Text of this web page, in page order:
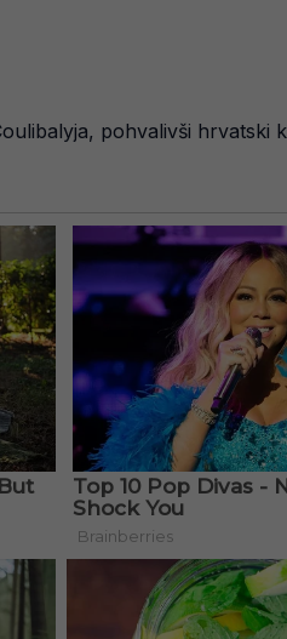
pohvalivši hrvatski